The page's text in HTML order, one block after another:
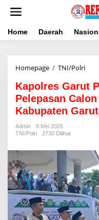
Home Daerah
Homepage / TNI/Polri
dan
1447
H
/
2026
M
Kapolres Garut
Pelepasan
Kabupaten
Admin
8 Mei 2026
TNI/Polri
2730 Dilihat